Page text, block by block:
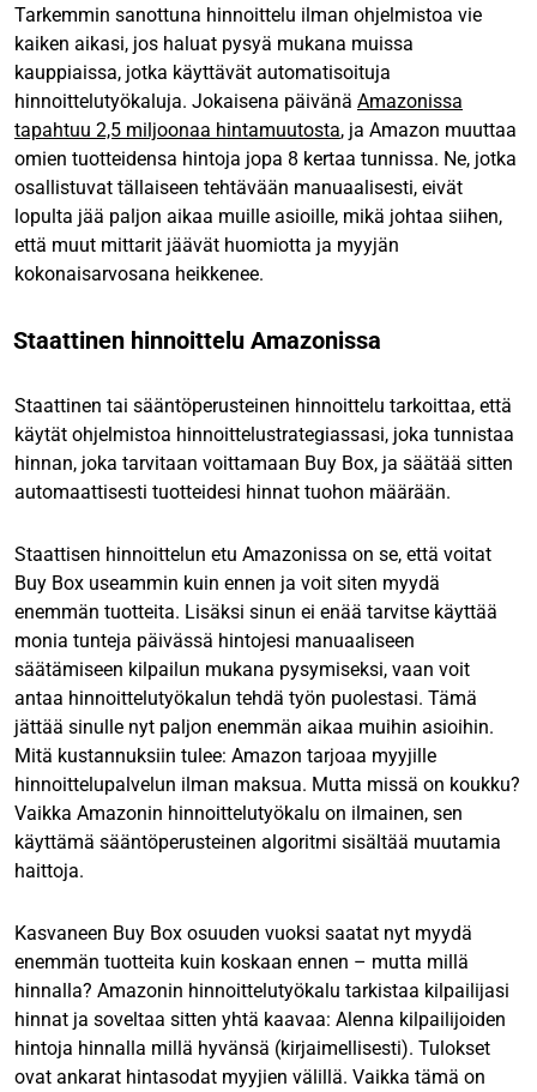
Tarkemmin sanottuna hinnoittelu ilman ohjelmistoa vie
kaiken aikasi, jos haluat pysyä mukana muissa
kauppiaissa, jotka käyttävät automatisoituja
hinnoittelutyökaluja. Jokaisena päivänä Amazonissa
tapahtuu 2,5 miljoonaa hintamuutosta, ja Amazon muuttaa
omien tuotteidensa hintoja jopa 8 kertaa tunnissa. Ne, jotka
osallistuvat tällaiseen tehtävään manuaalisesti, eivät
lopulta jää paljon aikaa muille asioille, mikä johtaa siihen,
että muut mittarit jäävät huomiotta ja myyjän
kokonaisarvosana heikkenee.
Staattinen hinnoittelu Amazonissa
Staattinen tai sääntöperusteinen hinnoittelu tarkoittaa, että
käytät ohjelmistoa hinnoittelustrategiassasi, joka tunnistaa
hinnan, joka tarvitaan voittamaan Buy Box, ja säätää sitten
automaattisesti tuotteidesi hinnat tuohon määrään.
Staattisen hinnoittelun etu Amazonissa on se, että voitat
Buy Box useammin kuin ennen ja voit siten myydä
enemmän tuotteita. Lisäksi sinun ei enää tarvitse käyttää
monia tunteja päivässä hintojesi manuaaliseen
säätämiseen kilpailun mukana pysymiseksi, vaan voit
antaa hinnoittelutyökalun tehdä työn puolestasi. Tämä
jättää sinulle nyt paljon enemmän aikaa muihin asioihin.
Mitä kustannuksiin tulee: Amazon tarjoaa myyjille
hinnoittelupalvelun ilman maksua. Mutta missä on koukku?
Vaikka Amazonin hinnoittelutyökalu on ilmainen, sen
käyttämä sääntöperusteinen algoritmi sisältää muutamia
haittoja.
Kasvaneen Buy Box osuuden vuoksi saatat nyt myydä
enemmän tuotteita kuin koskaan ennen – mutta millä
hinnalla? Amazonin hinnoittelutyökalu tarkistaa kilpailijasi
hinnat ja soveltaa sitten yhtä kaavaa: Alenna kilpailijoiden
hintoja hinnalla millä hyvänsä (kirjaimellisesti). Tulokset
ovat ankarat hintasodat myyjien välillä. Vaikka tämä on